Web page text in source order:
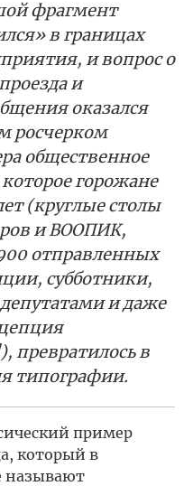
фрагмент
в границах
и вопрос о
и
оказался
росчерком
общественное
горожане
(круглые столы
и ВООПИК,
отправленных
субботники,
и даже
превратилось в
типографии.
пример
который в
называют